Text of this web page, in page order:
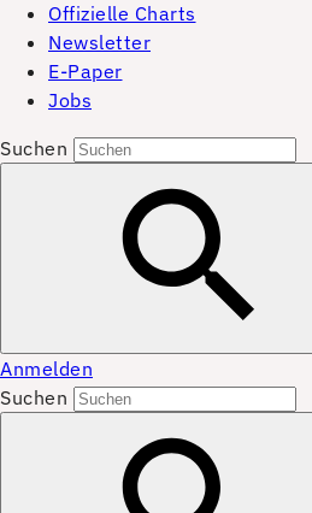
Offizielle Charts
Newsletter
E-Paper
Jobs
Suchen
Anmelden
Suchen